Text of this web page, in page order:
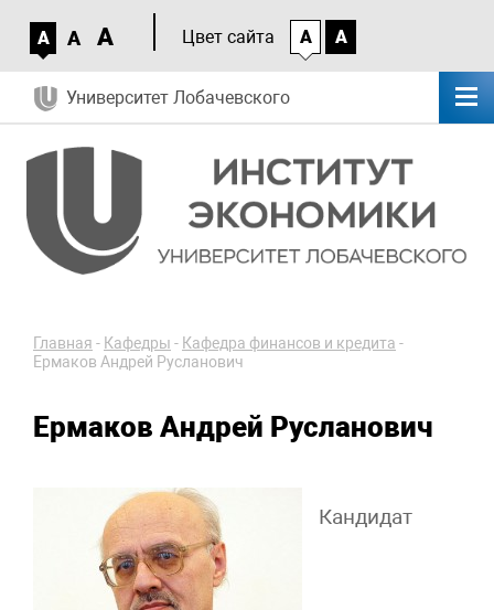
A A A Цвет сайта A A
Университет Лобачевского
Главная - Кафедры - Кафедра финансов и кредита -
Ермаков Андрей Русланович
Ермаков Андрей Русланович
Кандидат